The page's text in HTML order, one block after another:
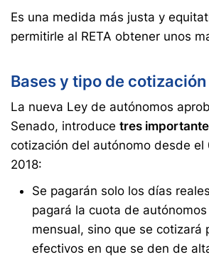
Es una medida más justa y
permitirle al RETA obtener unos
Bases y tipo de
La nueva Ley de autónomos
Senado, introduce tres
cotización del autónomo desde el
2018:
Se pagarán solo los días
pagará la cuota de
mensual, sino que se cotizará
efectivos en que se den de